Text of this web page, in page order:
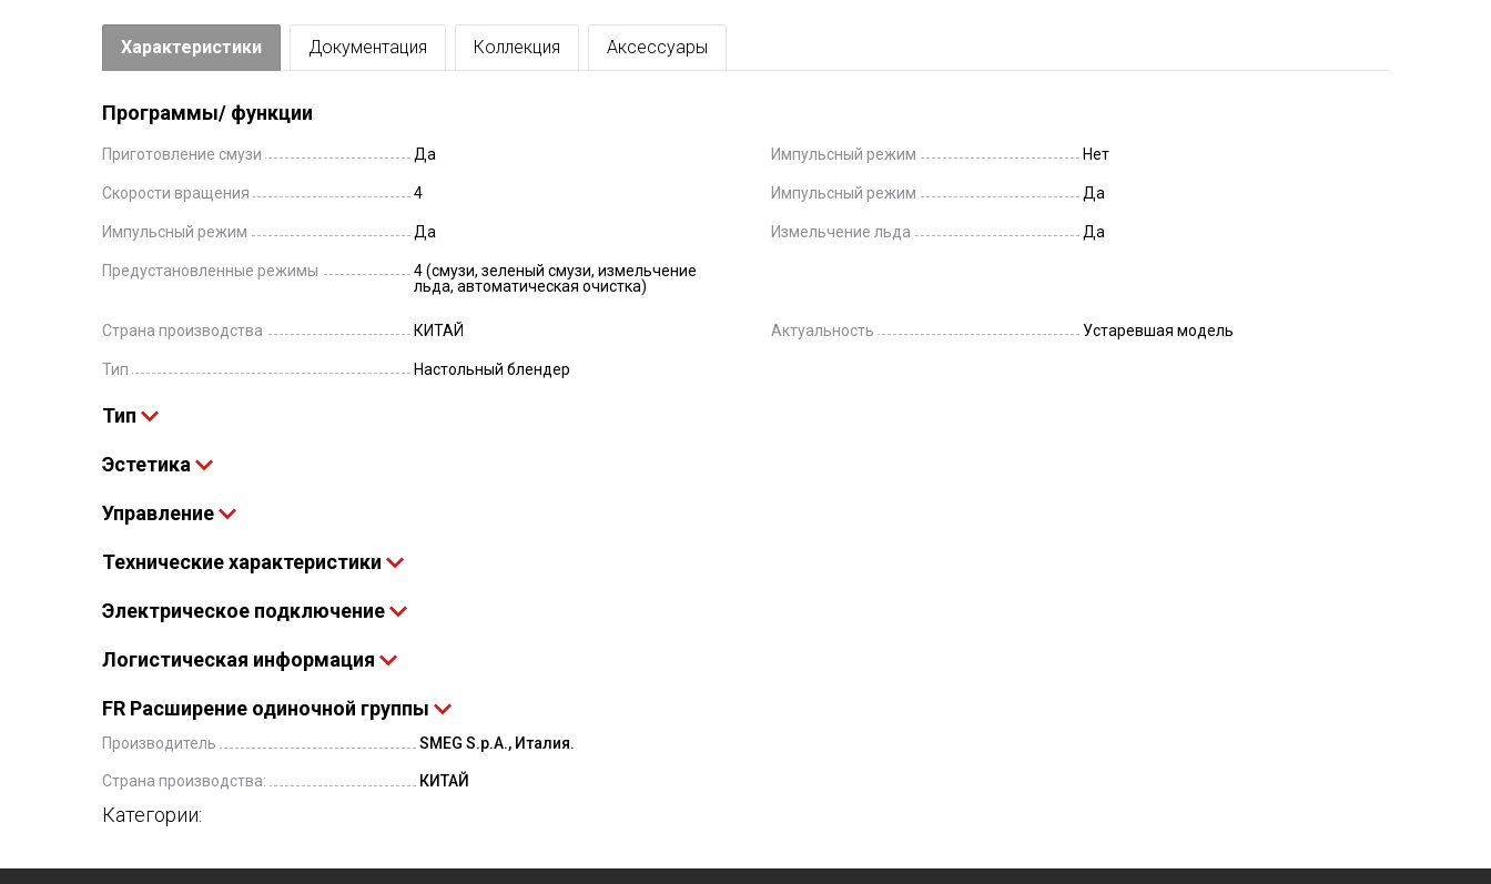
Характеристики Документация Коллекция Аксессуары
Программы/ функции
Приготовление смузи Да Импульсный режим Нет
Скорости вращения 4 Импульсный режим Да
Импульсный режим Да Измельчение льда Да
Предустановленные режимы
4 (смузи, зеленый смузи, измельчение
льда, автоматическая очистка)
Страна производства КИТАЙ Актуальность Устаревшая модель
Тип Настольный блендер
Тип
Эстетика
Управление
Технические характеристики
Электрическое подключение
Логистическая информация
FR Расширение одиночной группы
Производитель SMEG S.p.A., Италия.
Страна производства: КИТАЙ
Категории: